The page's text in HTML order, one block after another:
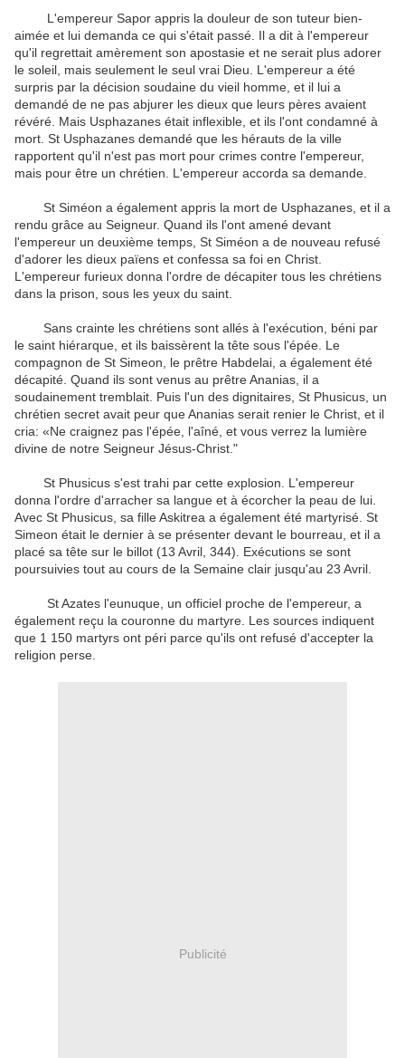
L'empereur Sapor appris la douleur de son tuteur bien-
aimée et lui demanda ce qui s'était passé Il a dit à l'empereur
qu'il regrettait amèrement son apostasie et ne serait plus adorer
le soleil mais seulement le seul vrai Dieu L'empereur a été
surpris par la décision soudaine du vieil homme et il lui a
demandé de ne pas abjurer les dieux que leurs pères avaient
révéré Mais Usphazanes était inflexible et ils l'ont condamné à
mort St Usphazanes demandé que les hérauts de la ville
rapportent qu'il n'est pas mort pour crimes contre l'empereur,
mais pour être un chrétien L'empereur accorda sa demande
St Siméon a également appris la mort de Usphazanes et il a
rendu grâce au Seigneur. Quand ils l'ont amené devant
l'empereur un deuxième temps St Siméon a de nouveau refusé
d'adorer les dieux païens et confessa sa foi en Christ
L'empereur furieux donna l'ordre de décapiter tous les chrétiens
dans la prison , sous les yeux du saint
Sans crainte les chrétiens sont allés à l'exécution
béni par
le saint hiérarque et ils baissèrent la tête sous l'épée Le
compagnon de St Simeon , le prêtre Habdelai a également été
décapité Quand ils sont venus au prêtreAnanias , il a
soudainement tremblait Puis l'un des dignitaires St Phusicus un
chrétien secret avait peur queAnanias serait renier le Christ et il
cria: «Ne craignez pas l'épée , l'aîné et vous verrez la lumière
divine de notre Seigneur Jésus-Christ "
St Phusicus s'est trahi par cette explosion
L'empereur
donna l'ordre d'arracher sa langue et à écorcher la peau de lui
Avec St Phusicus sa filleAskitrea a également été martyrisé St
Simeon était le dernier à se présenter devant le bourreau et il a
placé sa tête sur le billot (13 Avril 344)
Exécutions se sont
poursuivies tout au cours de la Semaine clair jusqu'au 23 Avril
StAzates l'eunuque un officiel proche de l'empereur, a
également reçu la couronne du martyre Les sources indiquent
que 1 150 martyrs ont péri parce qu'ils ont refusé d'accepter la
religion perse
Publicité